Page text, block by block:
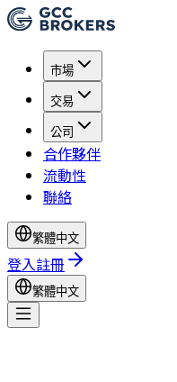
市場
交易
公司
合作夥伴
流動性
聯絡
繁體中文
登入註冊
繁體中文